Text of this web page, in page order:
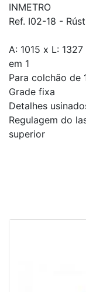
INMETRO
Ref. I02-18 -
A: 1015 x L:
em 1
Para colchão de
Grade fixa
Detalhes
Regulagem do
superior